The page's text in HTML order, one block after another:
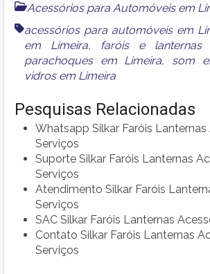
Acessórios para Automóveis em
acessórios para automóveis em
em Limeira, faróis e lanternas
parachoques em Limeira, som
vidros em Limeira
Pesquisas Relacionadas
Whatsapp Silkar Faróis Lanternas
Serviços
Suporte Silkar Faróis Lanternas
Serviços
Atendimento Silkar Faróis
Serviços
SAC Silkar Faróis Lanternas
Contato Silkar Faróis Lanternas
Serviços